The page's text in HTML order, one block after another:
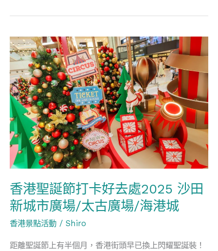
香港聖誕節打卡好去處2025 沙田
新城市廣場/太古廣場/海港城
香港景點活動 / Shiro
距離聖誕節上有半個月，香港街頭早已換上閃耀聖誕裝！
香
港
聖
誕
節
打
卡
好
去
2025
沙
田
城